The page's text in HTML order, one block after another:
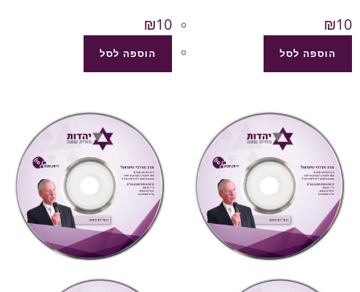
₪10
הוספה לסל
₪10
הוספה לסל